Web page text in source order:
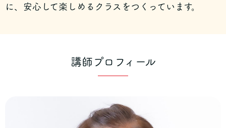
に、安心して楽しめるクラスをつくっています。
講師プロフィール